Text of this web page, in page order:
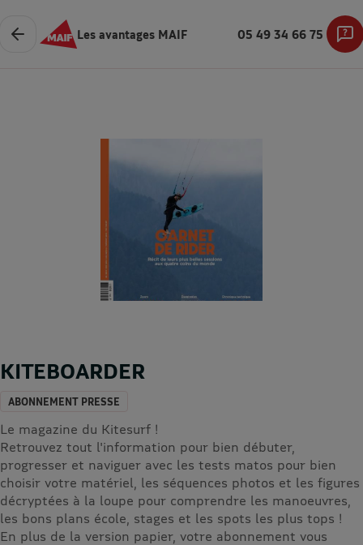
Les avantages MAIF 05 49 34 66 75
KITEBOARDER
ABONNEMENT PRESSE
Le magazine du Kitesurf !
Retrouvez tout l'information pour bien débuter,
progresser et naviguer avec les tests matos pour bien
choisir votre matériel, les séquences photos et les figures
décryptées à la loupe pour comprendre les manoeuvres,
les bons plans école, stages et les spots les plus tops !
En plus de la version papier, votre abonnement vous